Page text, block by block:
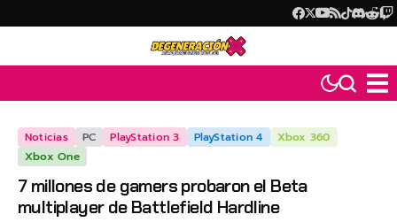
Noticias PC PlayStation 3 PlayStation 4
Xbox 360
Xbox One
7 millones de gamers probaron el Beta
multiplayer de Battlefield Hardline